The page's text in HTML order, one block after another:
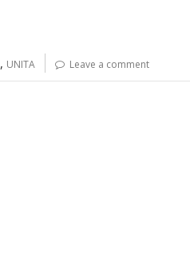
, UNITA Leave a comment